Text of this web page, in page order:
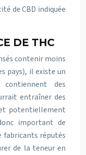
de CBD indiquée
DE THC
contenir moins
pays), il existe un
des
entraîner des
potentiellement
important de
fabricants réputés
de la teneur en